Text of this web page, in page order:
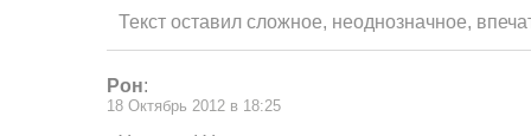
Текст оставил сложное, неоднозначное,
Рон:
18 Октябрь 2012 в 18:25